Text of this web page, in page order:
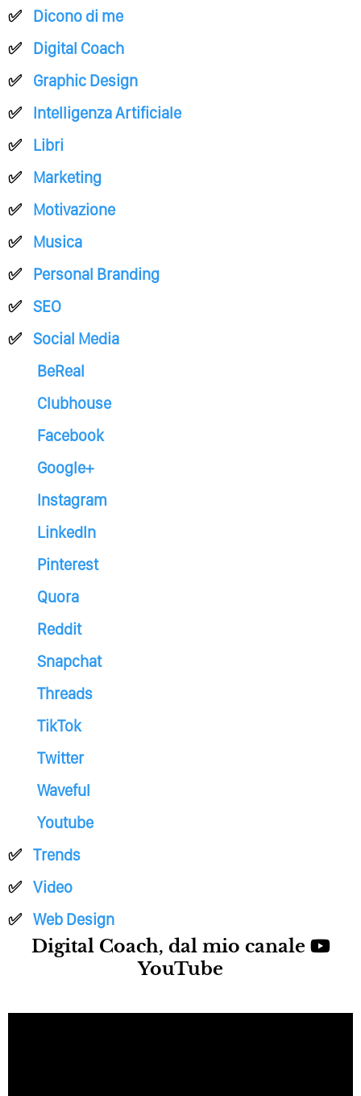
Dicono di me
Digital Coach
Graphic Design
Intelligenza Artificiale
Libri
Marketing
Motivazione
Musica
Personal Branding
SEO
Social Media
BeReal
Clubhouse
Facebook
Google+
Instagram
LinkedIn
Pinterest
Quora
Reddit
Snapchat
Threads
TikTok
Twitter
Waveful
Youtube
Trends
Video
Web Design
Digital Coach, dal mio canale
YouTube